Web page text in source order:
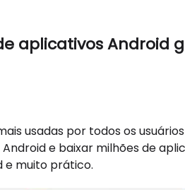
aplicativos Android
usadas por todos os
e baixar milhões de
e muito prático.